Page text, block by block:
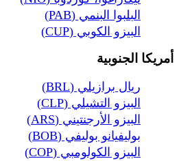
البلبوا البنمي (PAB)
البيزو الكوبي (CUP)
أمريكا الجنوبية
ريال برازيلي (BRL)
البيزو التشيلي (CLP)
البيزو الأرجنتيني (ARS)
بوليفيانو بوليفي (BOB)
البيزو الكولومبي (COP)